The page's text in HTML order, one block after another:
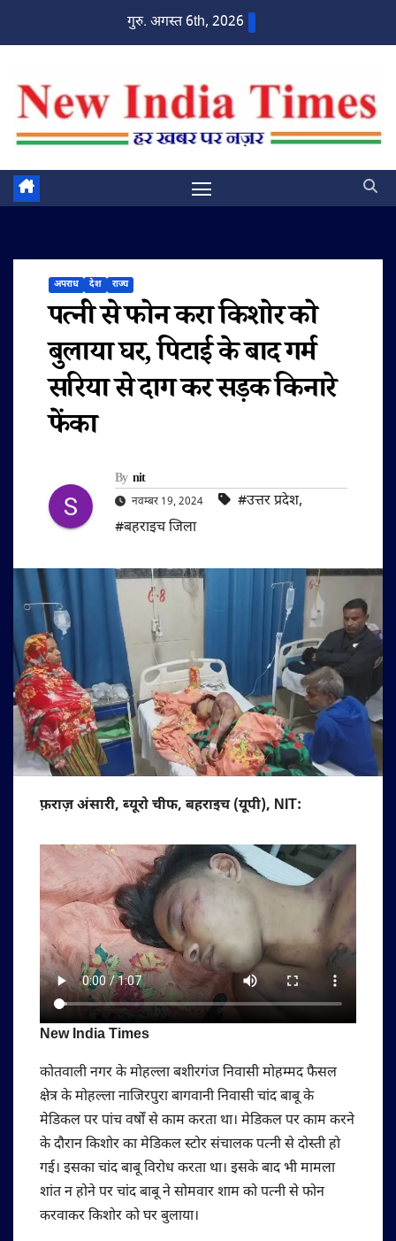
गुरु. अगस्त 6th, 2026
अपराध देश राज्य
पत्नी से फोन करा किशोर को
बुलाया घर, पिटाई के बाद गर्म
सरिया से दाग कर सड़क किनारे
फेंका
By nit
नवम्बर 19, 2024 #उत्तर प्रदेश,
#बहराइच जिला
फ़राज़ अंसारी, ब्यूरो चीफ, बहराइच (यूपी), NIT:
New India Times
कोतवाली नगर के मोहल्ला बशीरगंज निवासी मोहम्मद फैसल
क्षेत्र के मोहल्ला नाजिरपुरा बागवानी निवासी चांद बाबू के
मेडिकल पर पांच वर्षों से काम करता था। मेडिकल पर काम करने
के दौरान किशोर का मेडिकल स्टोर संचालक पत्नी से दोस्ती हो
गई। इसका चांद बाबू विरोध करता था। इसके बाद भी मामला
शांत न होने पर चांद बाबू ने सोमवार शाम को पत्नी से फोन
करवाकर किशोर को घर बुलाया।